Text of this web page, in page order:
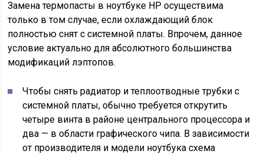
Замена термопасты в ноутбуке HP осуществима
только в том случае, если охлаждающий блок
полностью снят с системной платы. Впрочем, данное
условие актуально для абсолютного большинства
модификаций лэптопов.
Чтобы снять радиатор и теплоотводные трубки с
системной платы, обычно требуется открутить
четыре винта в районе центрального процессора и
два — в области графического чипа. В зависимости
от производителя и модели ноутбука схема